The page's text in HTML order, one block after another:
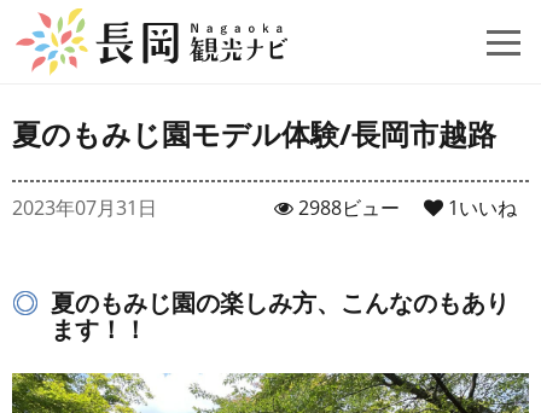
夏のもみじ園モデル体験/長岡市越路
2023年07月31日 1いいね
2988ビュー
夏のもみじ園の楽しみ方、こんなのもあり
ます！！